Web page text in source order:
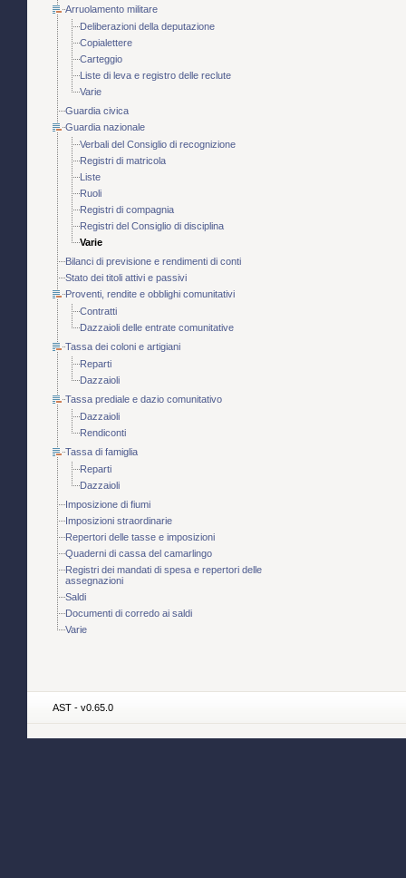
Arruolamento militare
Deliberazioni della deputazione
Copialettere
Carteggio
Liste di leva e registro delle reclute
Varie
Guardia civica
Guardia nazionale
Verbali del Consiglio di recognizione
Registri di matricola
Liste
Ruoli
Registri di compagnia
Registri del Consiglio di disciplina
Varie
Bilanci di previsione e rendimenti di conti
Stato dei titoli attivi e passivi
Proventi, rendite e obblighi comunitativi
Contratti
Dazzaioli delle entrate comunitative
Tassa dei coloni e artigiani
Reparti
Dazzaioli
Tassa prediale e dazio comunitativo
Dazzaioli
Rendiconti
Tassa di famiglia
Reparti
Dazzaioli
Imposizione di fiumi
Imposizioni straordinarie
Repertori delle tasse e imposizioni
Quaderni di cassa del camarlingo
Registri dei mandati di spesa e repertori delle
assegnazioni
Saldi
Documenti di corredo ai saldi
Varie
AST - v0.65.0